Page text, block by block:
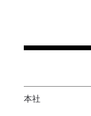
本社